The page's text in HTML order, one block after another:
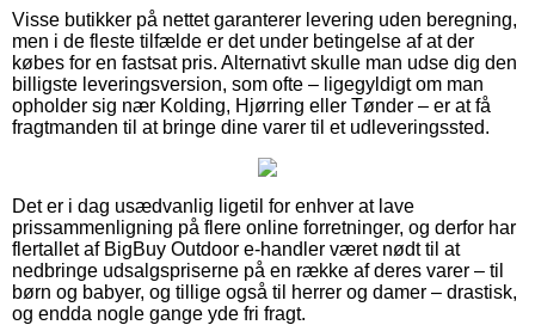
Visse butikker på nettet garanterer levering uden beregning,
men i de fleste tilfælde er det under betingelse af at der
købes for en fastsat pris. Alternativt skulle man udse dig den
billigste leveringsversion, som ofte – ligegyldigt om man
opholder sig nær Kolding, Hjørring eller Tønder – er at få
fragtmanden til at bringe dine varer til et udleveringssted.
Det er i dag usædvanlig ligetil for enhver at lave
prissammenligning på flere online forretninger, og derfor har
flertallet af BigBuy Outdoor e-handler været nødt til at
nedbringe udsalgspriserne på en række af deres varer – til
børn og babyer, og tillige også til herrer og damer – drastisk,
og endda nogle gange yde fri fragt.